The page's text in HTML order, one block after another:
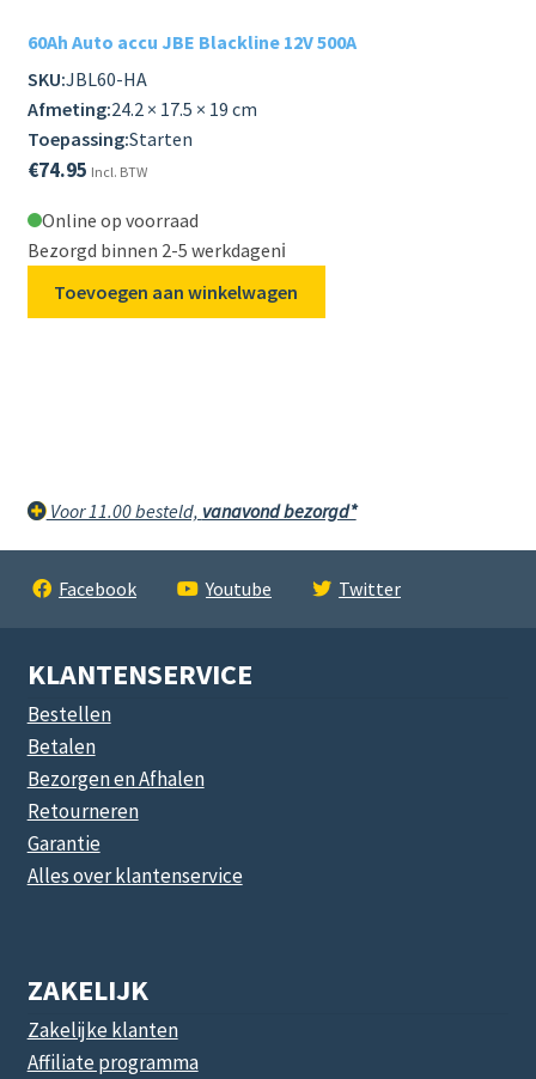
60Ah Auto accu JBE Blackline 12V 500A
SKU:JBL60-HA
Afmeting:24.2 × 17.5 × 19 cm
Toepassing:Starten
€74.95 Incl. BTW
Online op voorraad
Bezorgd binnen 2-5 werkdagenℹ️
Toevoegen aan winkelwagen
Voor 11.00 besteld, vanavond bezorgd*
Facebook Youtube Twitter
KLANTENSERVICE
Bestellen
Betalen
Bezorgen en Afhalen
Retourneren
Garantie
Alles over klantenservice
ZAKELIJK
Zakelijke klanten
Affiliate programma